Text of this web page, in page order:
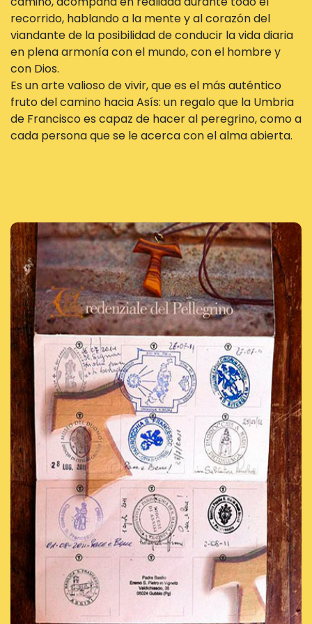
recorrido, hablando a la mente y al corazón del
viandante de la posibilidad de conducir la vida diaria
en plena armonía con el mundo, con el hombre y
con Dios.
Es un arte valioso de vivir, que es el más auténtico
fruto del camino hacia Asís: un regalo que la Umbria
de Francisco es capaz de hacer al peregrino, como a
cada persona que se le acerca con el alma abierta.